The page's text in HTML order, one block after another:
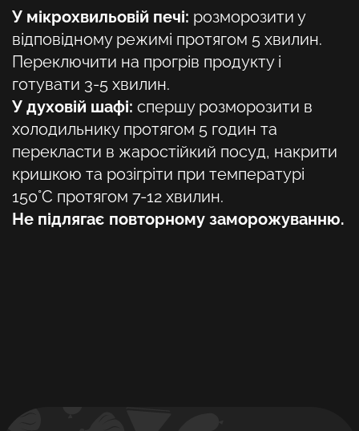
У мікрохвильовій печі: розморозити у
відповідному режимі протягом 5 хвилин.
Переключити на прогрів продукту і
готувати 3-5 хвилин.
У духовій шафі: спершу розморозити в
холодильнику протягом 5 годин та
перекласти в жаростійкий посуд, накрити
кришкою та розігріти при температурі
150°С протягом 7-12 хвилин.
Не підлягає повторному заморожуванню.